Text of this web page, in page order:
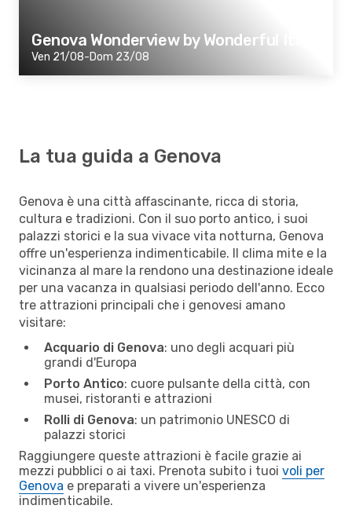
Genova Wonderview by Wonderful Italy
Ven 21/08-Dom 23/08
La tua guida a Genova
Genova è una città affascinante, ricca di storia,
cultura e tradizioni. Con il suo porto antico, i suoi
palazzi storici e la sua vivace vita notturna, Genova
offre un'esperienza indimenticabile. Il clima mite e la
vicinanza al mare la rendono una destinazione ideale
per una vacanza in qualsiasi periodo dell'anno. Ecco
tre attrazioni principali che i genovesi amano
visitare:
Acquario di Genova: uno degli acquari più
grandi d'Europa
Porto Antico: cuore pulsante della città, con
musei, ristoranti e attrazioni
Rolli di Genova: un patrimonio UNESCO di
palazzi storici
Raggiungere queste attrazioni è facile grazie ai
mezzi pubblici o ai taxi. Prenota subito i tuoi voli per
Genova e preparati a vivere un'esperienza
indimenticabile.